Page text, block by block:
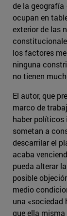
de la
ocupan en
exterior de las
los factores
ninguna
no tienen
El autor, que
marco de
haber políticos
sometan a
descarrilar el
acaba
pueda alterar
posible
medio
una
que ella